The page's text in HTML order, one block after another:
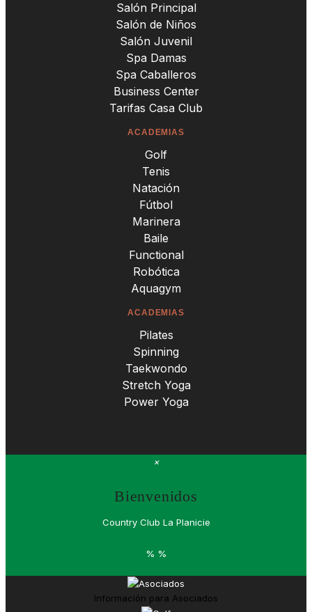
Salón Principal
Salón de Niños
Salón Juvenil
Spa Damas
Spa Caballeros
Business Center
Tarifas Casa Club
ACADEMIAS
Golf
Tenis
Natación
Fútbol
Marinera
Baile
Functional
Robótica
Aquagym
ACADEMIAS
Pilates
Spinning
Taekwondo
Stretch Yoga
Power Yoga
×
Bienvenidos
Country Club La Planicie
% %
Información para Asociados